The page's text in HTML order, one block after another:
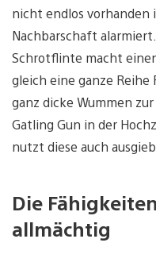
nicht endlos vorhanden
Nachbarschaft
Schrotflinte macht
gleich eine ganze Reihe
ganz dicke Wummen
Gatling Gun in der
nutzt diese auch
Die
allmächtig